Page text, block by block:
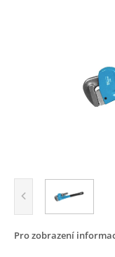
Pro zobrazení